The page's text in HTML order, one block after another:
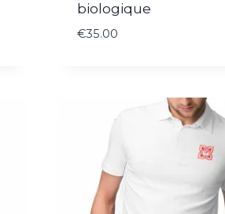
biologique
€35.00